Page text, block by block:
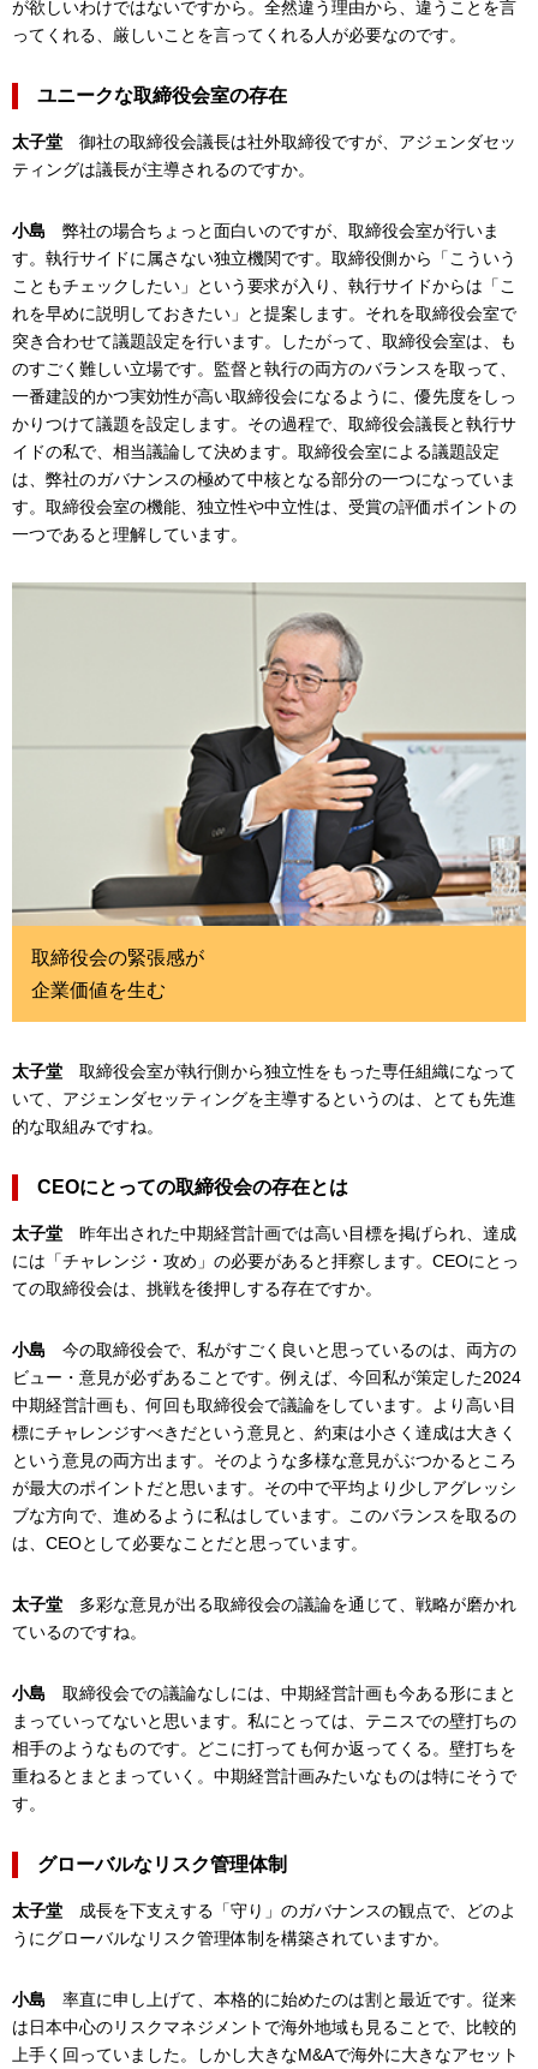
が欲しいわけではないですから。全然違う理由から、違うことを言
ってくれる、厳しいことを言ってくれる人が必要なのです。
ユニークな取締役会室の存在
太子堂 御社の取締役会議長は社外取締役ですが、アジェンダセッ
ティングは議長が主導されるのですか。
小島 弊社の場合ちょっと面白いのですが、取締役会室が行いま
す。執行サイドに属さない独立機関です。取締役側から「こういう
こともチェックしたい」という要求が入り、執行サイドからは「こ
れを早めに説明しておきたい」と提案します。それを取締役会室で
突き合わせて議題設定を行います。したがって、取締役会室は、も
のすごく難しい立場です。監督と執行の両方のバランスを取って、
一番建設的かつ実効性が高い取締役会になるように、優先度をしっ
かりつけて議題を設定します。その過程で、取締役会議長と執行サ
イドの私で、相当議論して決めます。取締役会室による議題設定
は、弊社のガバナンスの極めて中核となる部分の一つになっていま
す。取締役会室の機能、独立性や中立性は、受賞の評価ポイントの
一つであると理解しています。
取締役会の緊張感が
企業価値を生む
太子堂 取締役会室が執行側から独立性をもった専任組織になって
いて、アジェンダセッティングを主導するというのは、とても先進
的な取組みですね。
CEOにとっての取締役会の存在とは
太子堂 昨年出された中期経営計画では高い目標を掲げられ、達成
には「チャレンジ・攻め」の必要があると拝察します。CEOにとっ
ての取締役会は、挑戦を後押しする存在ですか。
小島 今の取締役会で、私がすごく良いと思っているのは、両方の
ビュー・意見が必ずあることです。例えば、今回私が策定した2024
中期経営計画も、何回も取締役会で議論をしています。より高い目
標にチャレンジすべきだという意見と、約束は小さく達成は大きく
という意見の両方出ます。そのような多様な意見がぶつかるところ
が最大のポイントだと思います。その中で平均より少しアグレッシ
ブな方向で、進めるように私はしています。このバランスを取るの
は、CEOとして必要なことだと思っています。
太子堂 多彩な意見が出る取締役会の議論を通じて、戦略が磨かれ
ているのですね。
小島 取締役会での議論なしには、中期経営計画も今ある形にまと
まっていってないと思います。私にとっては、テニスでの壁打ちの
相手のようなものです。どこに打っても何か返ってくる。壁打ちを
重ねるとまとまっていく。中期経営計画みたいなものは特にそうで
す。
グローバルなリスク管理体制
太子堂 成長を下支えする「守り」のガバナンスの観点で、どのよ
うにグローバルなリスク管理体制を構築されていますか。
小島 率直に申し上げて、本格的に始めたのは割と最近です。従来
は日本中心のリスクマネジメントで海外地域も見ることで、比較的
上手く回っていました。しかし大きなM&Aで海外に大きなアセット